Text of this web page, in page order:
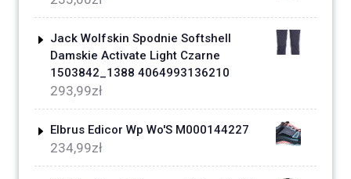
Jack Wolfskin Spodnie Softshell
Damskie Activate Light Czarne
1503842_1388 4064993136210
293,99zł
Elbrus Edicor Wp Wo'S M000144227
234,99zł